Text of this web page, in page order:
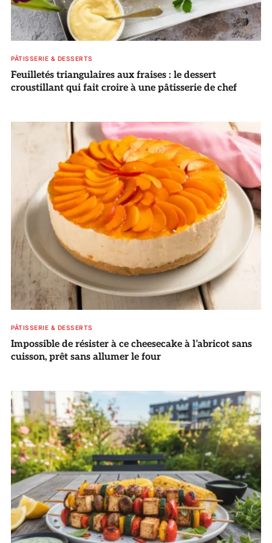
PÂTISSERIE & DESSERTS
Feuilletés triangulaires aux fraises : le dessert
croustillant qui fait croire à une pâtisserie de chef
PÂTISSERIE & DESSERTS
Impossible de résister à ce cheesecake à l’abricot sans
cuisson, prêt sans allumer le four